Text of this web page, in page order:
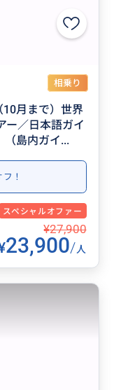
相乗り
10月まで）世界
ー／日本語ガイ
（島内ガイ...
！
スペシャルオファー
¥27,900
23,900/人